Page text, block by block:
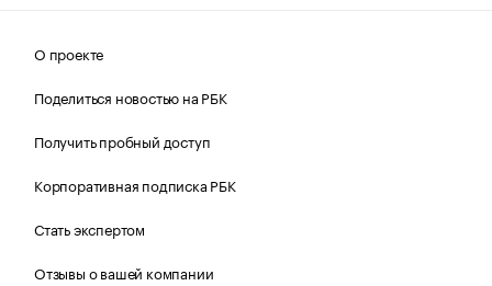
О проекте
Поделиться новостью на РБК
Получить пробный доступ
Корпоративная подписка РБК
Стать экспертом
Отзывы о вашей компании